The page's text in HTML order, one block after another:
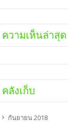
ความเห็นล่าสุด
คลังเก็บ
กันยายน 2018